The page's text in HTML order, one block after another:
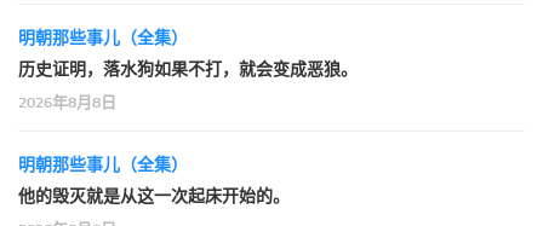
明朝那些事儿（全集）
历史证明，落水狗如果不打，就会变成恶狼。
2026年8月8日
明朝那些事儿（全集）
他的毁灭就是从这一次起床开始的。